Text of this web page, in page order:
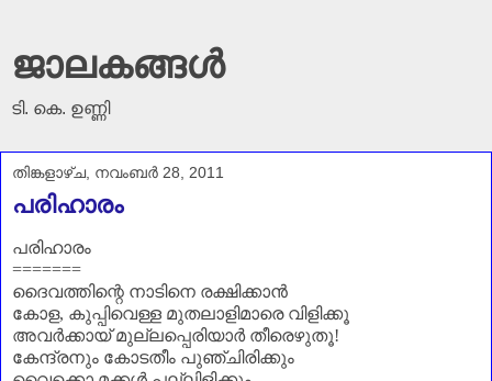
ജാലകങ്ങൾ
ടി. കെ. ഉണ്ണി
തിങ്കളാഴ്‌ച, നവംബർ 28, 2011
പരിഹാരം
പരിഹാരം
=======
ദൈവത്തിന്റെ നാടിനെ രക്ഷിക്കാൻ
കോള, കുപ്പിവെള്ള മുതലാളിമാരെ വിളിക്കൂ
അവർക്കായ് മുല്ലപ്പെരിയാർ തീരെഴുതൂ!
കേന്ദ്രനും കോടതീം പുഞ്ചിരിക്കും